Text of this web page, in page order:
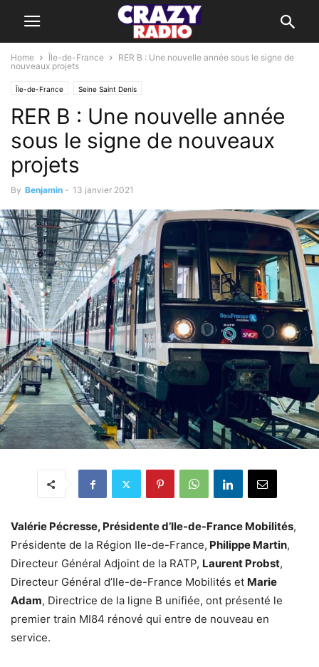
Home Île-de-France
RER B : Une nouvelle année sous le signe de
nouveaux projets
Île-de-France Seine Saint Denis
RER B : Une nouvelle année
sous le signe de nouveaux
projets
By Benjamin - 13 janvier 2021
Valérie Pécresse, Présidente d’Ile-de-France Mobilités,
Présidente de la Région Ile-de-France, Philippe Martin,
Directeur Général Adjoint de la RATP, Laurent Probst,
Directeur Général d’Ile-de-France Mobilités et Marie
Adam, Directrice de la ligne B unifiée, ont présenté le
premier train MI84 rénové qui entre de nouveau en
service.